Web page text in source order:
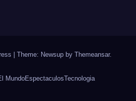
Theme: Newsup by Themeansar.
MundoEspectaculosTecnologia